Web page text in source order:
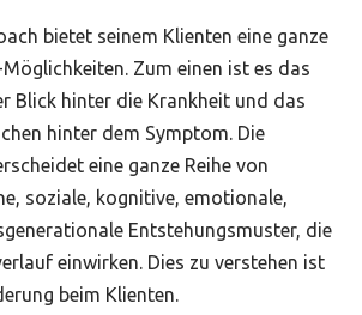
bietet seinem Klienten eine ganze
Zum einen ist es das
Blick hinter die Krankheit und das
hinter dem Symptom. Die
eine ganze Reihe von
soziale, kognitive, emotionale,
Entstehungsmuster, die
einwirken. Dies zu verstehen ist
beim Klienten.